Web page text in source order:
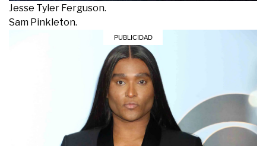
Jesse Tyler Ferguson.
Sam Pinkleton.